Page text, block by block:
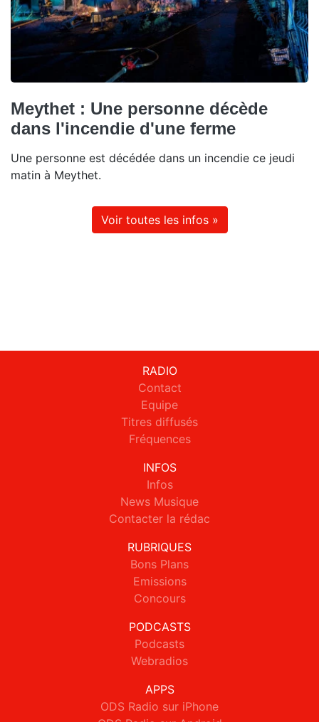
Meythet : Une personne décède
dans l'incendie d'une ferme
Une personne est décédée dans un incendie ce jeudi
matin à Meythet.
Voir toutes les infos »
RADIO
Contact
Equipe
Titres diffusés
Fréquences
INFOS
Infos
News Musique
Contacter la rédac
RUBRIQUES
Bons Plans
Emissions
Concours
PODCASTS
Podcasts
Webradios
APPS
ODS Radio sur iPhone